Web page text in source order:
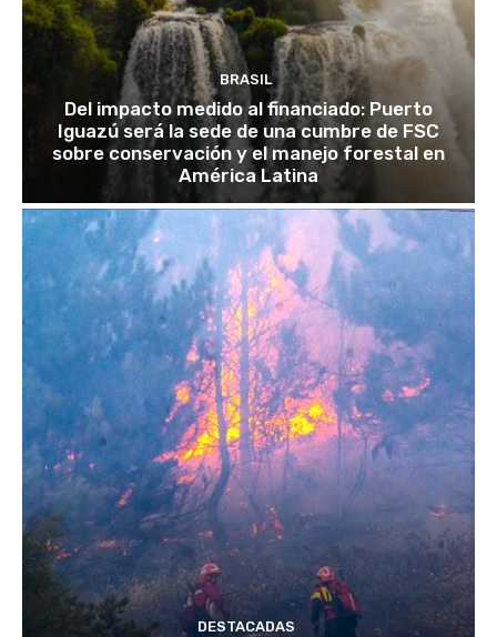
BRASIL
Del impacto medido al financiado: Puerto
Iguazú será la sede de una cumbre de FSC
sobre conservación y el manejo forestal en
América Latina
DESTACADAS